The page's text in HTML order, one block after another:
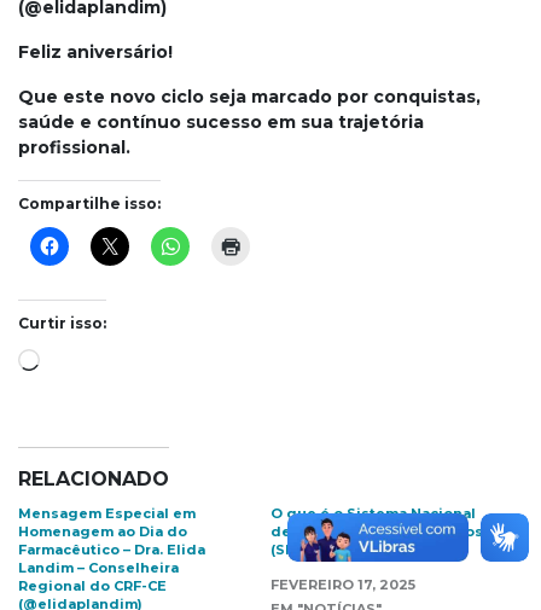
(@elidaplandim)
Feliz aniversário!
Que este novo ciclo seja marcado por conquistas,
saúde e contínuo sucesso em sua trajetória
profissional.
Compartilhe isso:
Curtir isso:
Carregando...
RELACIONADO
Mensagem Especial em
Homenagem ao Dia do
Farmacêutico – Dra. Elida
Landim – Conselheira
Regional do CRF-CE
(@elidaplandim)
O que é o Sistema Nacional
de Controle de Receituários
(SNRC)?
FEVEREIRO 17, 2025